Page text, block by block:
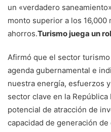
un «verdadero
monto superior a los 16,000
ahorros.Turismo juega un
Afirmó que el sector
agenda gubernamental e
nuestra energía, esfuerzos
sector clave en la
potencial de atracción de
capacidad de generación